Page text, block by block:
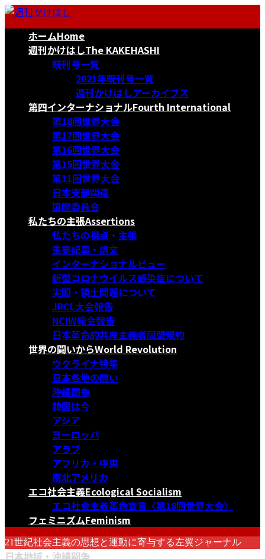
コ
ナ
ホームHome
週刊かけはしThe KAKEHASHI
既刊号一覧
2021年既刊号一覧
週刊かけはしアーカイブス
第四インターナショナルFourth International
第18回世界大会
第17回世界大会
第16回世界大会
第15回世界大会
第11回世界大会
日本支部関連
国際委員会
私たちの主張Assertions
私たちの視点・主張
重要記事・論文
インターナショナルビュー
新型コロナウイルス感染症について
尖閣・領土問題について
JRCL大会報告
NCIW総会報告
日本革命的共産主義者同盟規約
世界の闘いからWorld Revolution
ウクライナ特集
日本各地の闘い
沖縄闘争
韓国は今
アジア
ヨーロッパ
アラブ
アフリカ・中東
南北アメリカ
エコ社会主義Ecological Socialism
エコ社会主義革命宣言〈第18回世界大会〉
フェミニズムFeminism
21世紀社会主義の思想と運動に寄与する左翼ジャーナル
日本地域・沖縄闘争